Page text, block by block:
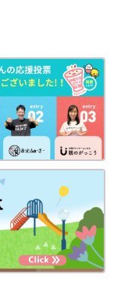
今回はそんな
、食卓をおしゃれ
紹介します♪ 話題
ひチェックしてみ
介しました。なか
ティの高さに満足
に品薄となってし
ショップで探してみ
点のものです。
、削除される場合